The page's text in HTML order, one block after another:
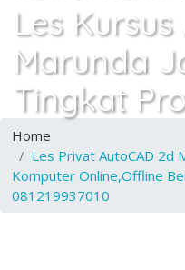
Les
Marunda
Tingkat
Home
Les Privat AutoCAD 2d
Komputer Online,Offline
081219937010